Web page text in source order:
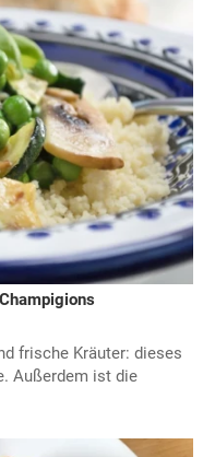
frische Kräuter: dieses
Außerdem ist die